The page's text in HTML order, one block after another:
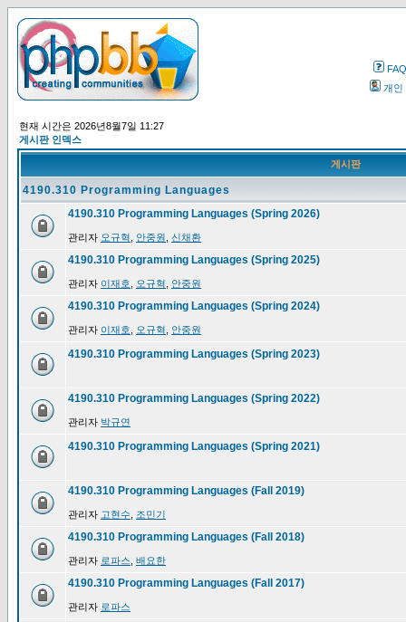
FAQ
개인
현재 시간은 2026년8월7일 11:27
게시판 인덱스
게시판
4190.310 Programming Languages
4190.310 Programming Languages (Spring 2026)
관리자 오규혁 안중원 신채환
4190.310 Programming Languages (Spring 2025)
관리자 이재호 오규혁 안중원
4190.310 Programming Languages (Spring 2024)
관리자 이재호 오규혁 안중원
4190.310 Programming Languages (Spring 2023)
4190.310 Programming Languages (Spring 2022)
관리자 박규연
4190.310 Programming Languages (Spring 2021)
4190.310 Programming Languages (Fall 2019)
관리자 고현수 조민기
4190.310 Programming Languages (Fall 2018)
관리자 로파스 배요한
4190.310 Programming Languages (Fall 2017)
관리자 로파스